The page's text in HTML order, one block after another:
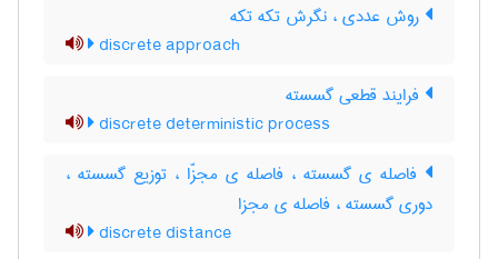
روش عددی ، نگرش تکه تکه
discrete approach
فرایند قطعی گسسته
discrete deterministic process
فاصله ی گسسته ، فاصله ی مجزّا ، توزیع گسسته ،
دوری گسسته ، فاصله ی مجزا
discrete distance